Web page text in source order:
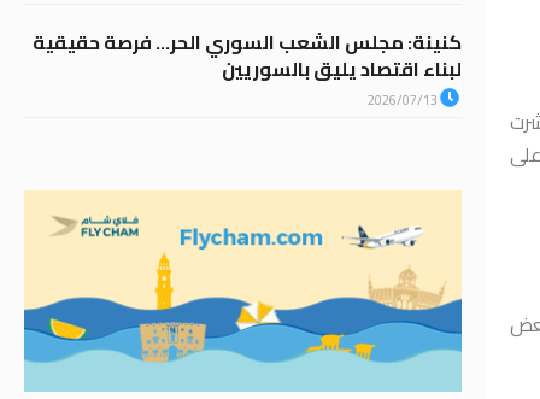
(97547) بيتاً موزعة على
كنينة: مجلس الشعب السوري الحر… فرصة حقيقية
لبناء اقتصاد يليق بالسوريين
2026/07/13